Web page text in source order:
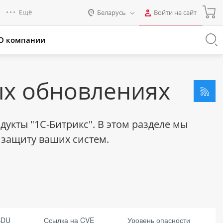
Ещё
Промо для партнеров
Беларусь Войти на сайт
Логин
Пароль
компании
обновлениях
"1С-Битрикс". В этом разделе мы
ваших систем.
Уровень опасности
Ссылка на CVE Уровень опасности